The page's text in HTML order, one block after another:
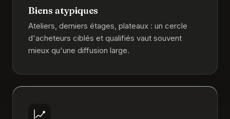
Biens atypiques
Ateliers, derniers étages, plateaux : un cercle
d'acheteurs ciblés et qualifiés vaut souvent
mieux qu'une diffusion large.